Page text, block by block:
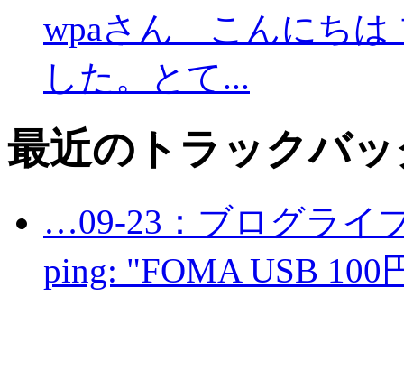
wpaさん こんにちは
した。とて...
最近のトラックバ
…09-23：ブログライ
ping: "FOMA USB 100